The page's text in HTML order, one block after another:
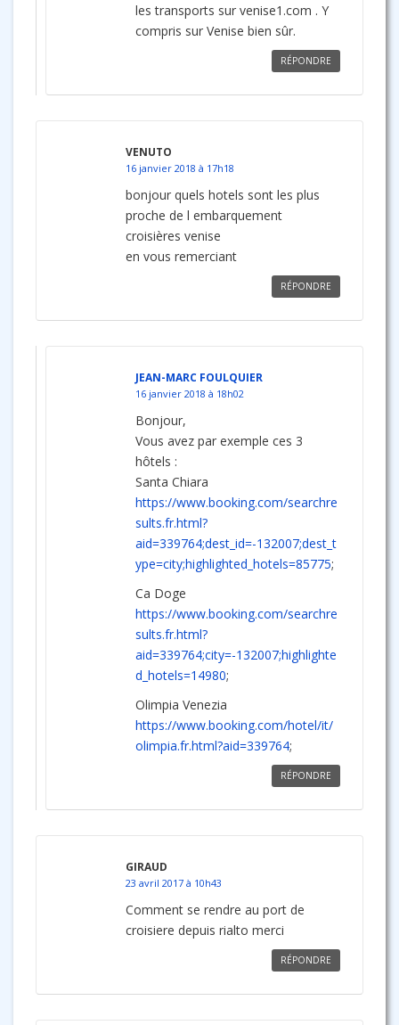
les transports sur venise1.com . Y
compris sur Venise bien sûr.
RÉPONDRE
VENUTO
16 janvier 2018 à 17h18
bonjour quels hotels sont les plus
proche de l embarquement
croisières venise
en vous remerciant
RÉPONDRE
JEAN-MARC FOULQUIER
16 janvier 2018 à 18h02
Bonjour,
Vous avez par exemple ces 3
hôtels :
Santa Chiara
https://www.booking.com/searchre
sults.fr.html?
aid=339764;dest_id=-132007;dest_t
ype=city;highlighted_hotels=85775;
Ca Doge
https://www.booking.com/searchre
sults.fr.html?
aid=339764;city=-132007;highlighte
d_hotels=14980;
Olimpia Venezia
https://www.booking.com/hotel/it/
olimpia.fr.html?aid=339764;
RÉPONDRE
GIRAUD
23 avril 2017 à 10h43
Comment se rendre au port de
croisiere depuis rialto merci
RÉPONDRE